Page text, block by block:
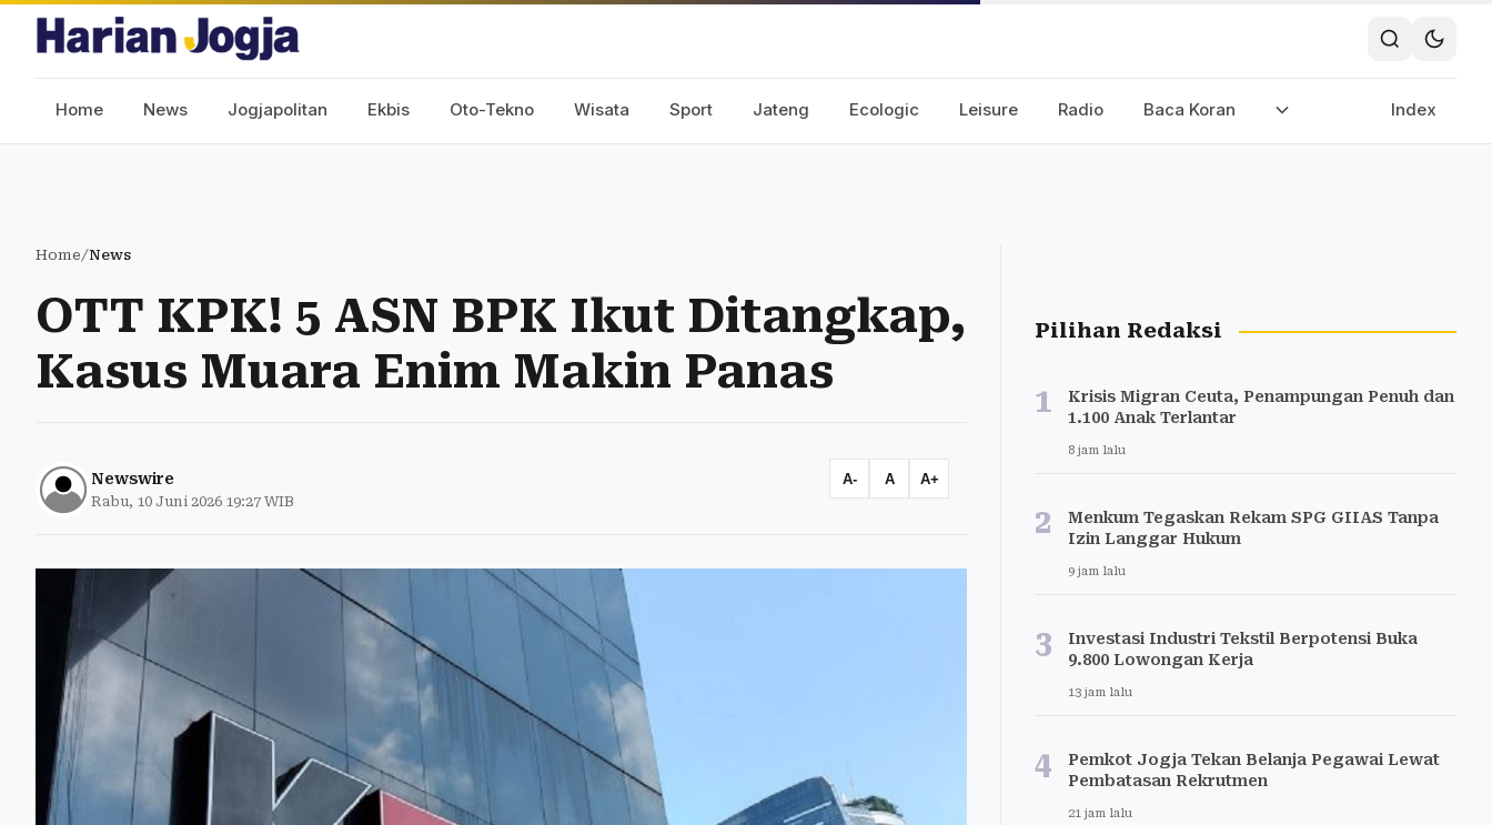
Home News Jogjapolitan Ekbis Oto-Tekno Wisata Sport Jateng Ecologic Leisure Radio Baca Koran Index
Home/News
OTT KPK! 5 ASN BPK Ikut Ditangkap,
Kasus Muara Enim Makin Panas
Newswire
Rabu, 10 Juni 2026 19:27 WIB
A- A A+
Pilihan Redaksi
1
Krisis Migran Ceuta, Penampungan Penuh dan
1.100 Anak Terlantar
8 jam lalu
2
Menkum Tegaskan Rekam SPG GIIAS Tanpa
Izin Langgar Hukum
9 jam lalu
3
Investasi Industri Tekstil Berpotensi Buka
9.800 Lowongan Kerja
13 jam lalu
4
Pemkot Jogja Tekan Belanja Pegawai Lewat
Pembatasan Rekrutmen
21 jam lalu